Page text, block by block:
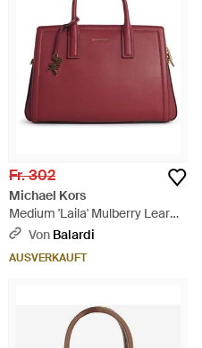
Fr. 302
Michael Kors
Medium 'Laila' Mulberry Lear
Handtasche - Rot
Von Balardi
AUSVERKAUFT